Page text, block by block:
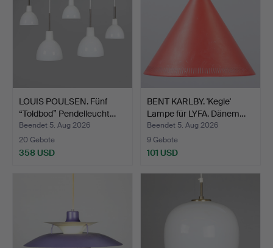
LOUIS POULSEN. Fünf
“Toldbod” Pendelleucht…
Beendet 5. Aug 2026
20 Gebote
358 USD
BENT KARLBY. 'Kegle'
Lampe für LYFA. Dänem…
Beendet 5. Aug 2026
9 Gebote
101 USD